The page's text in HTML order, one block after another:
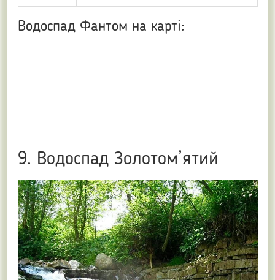
Водоспад Фантом на карті:
9. Водоспад Золотом’ятий